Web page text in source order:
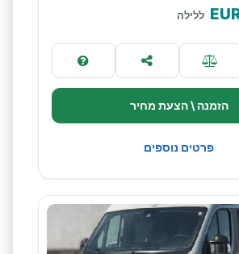
ללילה
הזמנה \ הצעת מחיר
פרטים נוספים